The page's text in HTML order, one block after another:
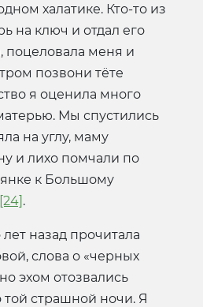
халатике. Кто-то из
на ключ и отдал его
поцеловала меня и
позвони тёте
я оценила много
Мы спустились
на углу, маму
и лихо помчали по
к Большому
[24] .
назад прочитала
слова о «черных
эхом отозвались
страшной ночи. Я